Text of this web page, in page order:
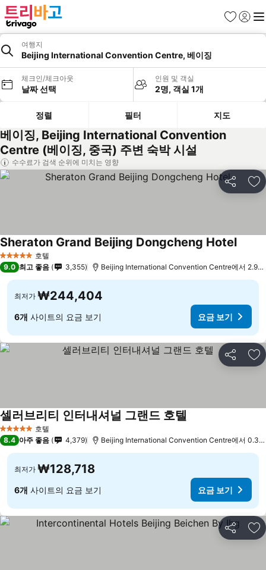
즐겨찾기
로그인
메
여행지
Beijing International Convention Centre, 베이징
체크인/체크아웃
날짜 선택
인원 및 객실
2명, 객실 1개
정렬 필터 지도
베이징, Beijing International Convention
Centre (베이징, 중국) 주변 숙박 시설
수수료가 검색 순위에 미치는 영향
공유 즐
5 성급 호텔
Sheraton Grand Beijing Dongcheng Hotel요금
9.0 최고 좋음 3,355 Beijing International Convention Centre에서
최저가 ₩244,404
6개 사이트의 요금 보기 요금 보기
공유 즐
5 성급 호텔
셀러브리티 인터내셔널 그랜드 호텔
8.4 아주 좋음 4,379 Beijing International Convention Centre에서
최저가 ₩128,718
6개 사이트의 요금 보기 요금 보기
공유 즐